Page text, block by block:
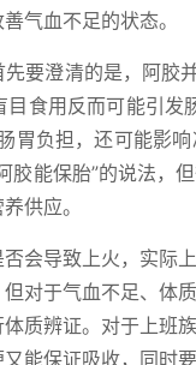
气血不足的状态。
要澄清的是，阿胶
食用反而可能引
胃负担，还可能影
胶能保胎”的说法，
供应。
会导致上火，实际
对于气血不足、体
质辨证。对于上班
能保证吸收，同时